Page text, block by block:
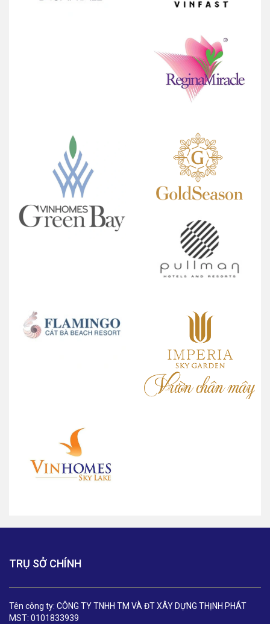
TRỤ SỞ CHÍNH
Tên công ty: CÔNG TY TNHH TM VÀ ĐT XÂY DỰNG THỊNH PHÁT
MST: 0101833939